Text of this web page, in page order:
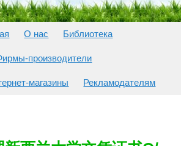
О нас Библиотека
производители
магазины Рекламодателям